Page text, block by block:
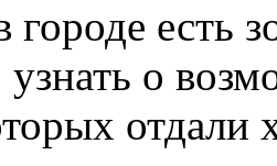
городе есть
о
отдали